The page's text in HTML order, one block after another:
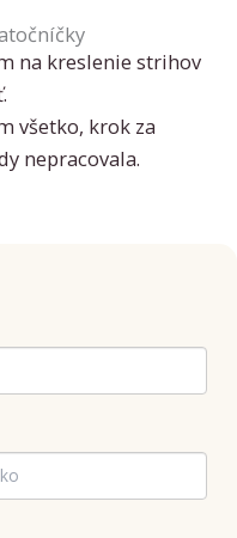
na kreslenie strihov
všetko, krok za
nepracovala.